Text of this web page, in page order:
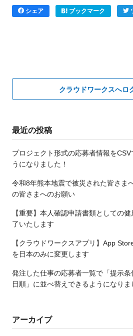
シェア ブックマーク
クラウドワークスへロ
最近の投稿
プロジェクト形式の応募者情報を
うになりました！
令和8年熊本地震で被災された皆さま
の皆さまへのお願い
【重要】本人確認申請書類としての
了いたします
【クラウドワークスアプリ】App
を日本のみに変更します
発注した仕事の応募者一覧で「提示
日順」に並べ替えできるようになりま
アーカイブ